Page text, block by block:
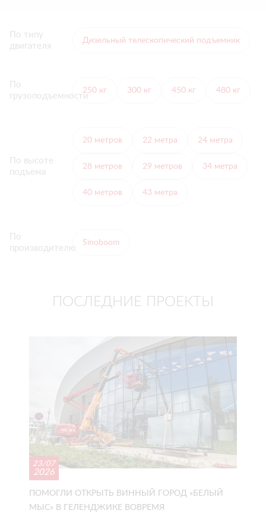
По типу
двигателя
Дизельный телескопический подъемник
По
грузоподъемности
250 кг 300 кг 450 кг 480 кг
По высоте
подъема
20 метров 22 метра 24 метра
28 метров 29 метров 34 метра
40 метров 43 метра
По
производителю
Sinoboom
ПОСЛЕДНИЕ ПРОЕКТЫ
23/07
2026
ПОМОГЛИ ОТКРЫТЬ ВИННЫЙ ГОРОД «БЕЛЫЙ
МЫС» В ГЕЛЕНДЖИКЕ ВОВРЕМЯ